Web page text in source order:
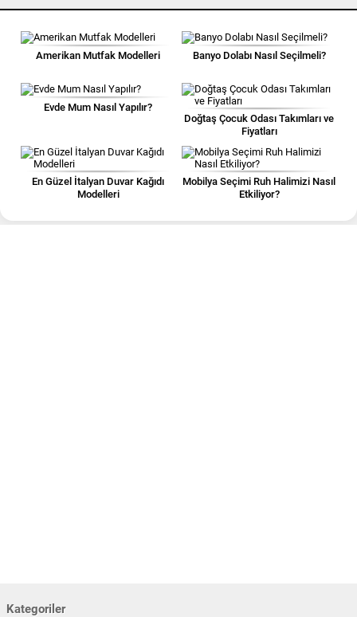
Amerikan Mutfak Modelleri Banyo Dolabı Nasıl Seçilmeli?
Evde Mum Nasıl Yapılır?
Doğtaş Çocuk Odası Takımları ve
Fiyatları
En Güzel İtalyan Duvar Kağıdı
Modelleri
Mobilya Seçimi Ruh Halimizi Nasıl
Etkiliyor?
Kategoriler